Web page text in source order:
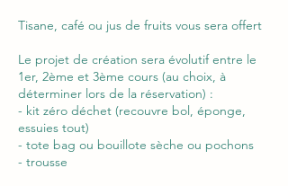
Tisane, café ou jus de fruits vous sera offert
Le projet de création sera évolutif entre le
1er, 2ème et 3ème cours (au choix, à
déterminer lors de la réservation) :
- kit zéro déchet (recouvre bol, éponge,
essuies tout)
- tote bag ou bouillote sèche ou pochons
- trousse